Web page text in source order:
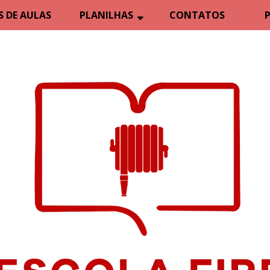
DE AULAS PLANILHAS CONTATOS